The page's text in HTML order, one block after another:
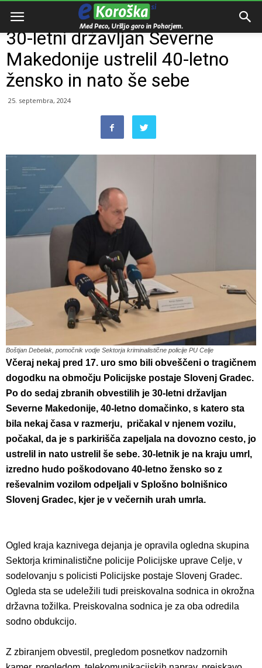
Domov
30-letni državljan Severne
Makedonije ustrelil 40-letno
žensko in nato še sebe
25. septembra, 2024
Boštjan Debelak, pomočnik vodje Sektorja kriminalistične policije PU Celje
Včeraj nekaj pred 17. uro smo bili obveščeni o tragičnem
dogodku na območju Policijske postaje Slovenj Gradec.
Po do sedaj zbranih obvestilih je 30-letni državljan
Severne Makedonije, 40-letno domačinko, s katero sta
bila nekaj časa v razmerju, pričakal v njenem vozilu,
počakal, da je s parkirišča zapeljala na dovozno cesto, jo
ustrelil in nato ustrelil še sebe. 30-letnik je na kraju umrl,
izredno hudo poškodovano 40-letno žensko so z
reševalnim vozilom odpeljali v Splošno bolnišnico
Slovenj Gradec, kjer je v večernih urah umrla.
Ogled kraja kaznivega dejanja je opravila ogledna skupina
Sektorja kriminalistične policije Policijske uprave Celje, v
sodelovanju s policisti Policijske postaje Slovenj Gradec.
Ogleda sta se udeležili tudi preiskovalna sodnica in okrožna
državna tožilka. Preiskovalna sodnica je za oba odredila
sodno obdukcijo.
Z zbiranjem obvestil, pregledom posnetkov nadzornih